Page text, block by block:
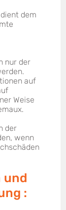
dem
nur der
auf
Weise
der
wenn
und
: